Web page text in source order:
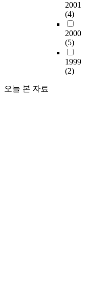
2001
(4)
2000
(5)
1999
(2)
오늘 본 자료